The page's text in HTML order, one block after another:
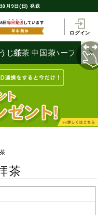
8月9日(日) 発送
ログイン
じ茶
紅茶 中国茶ハーブティ
茶